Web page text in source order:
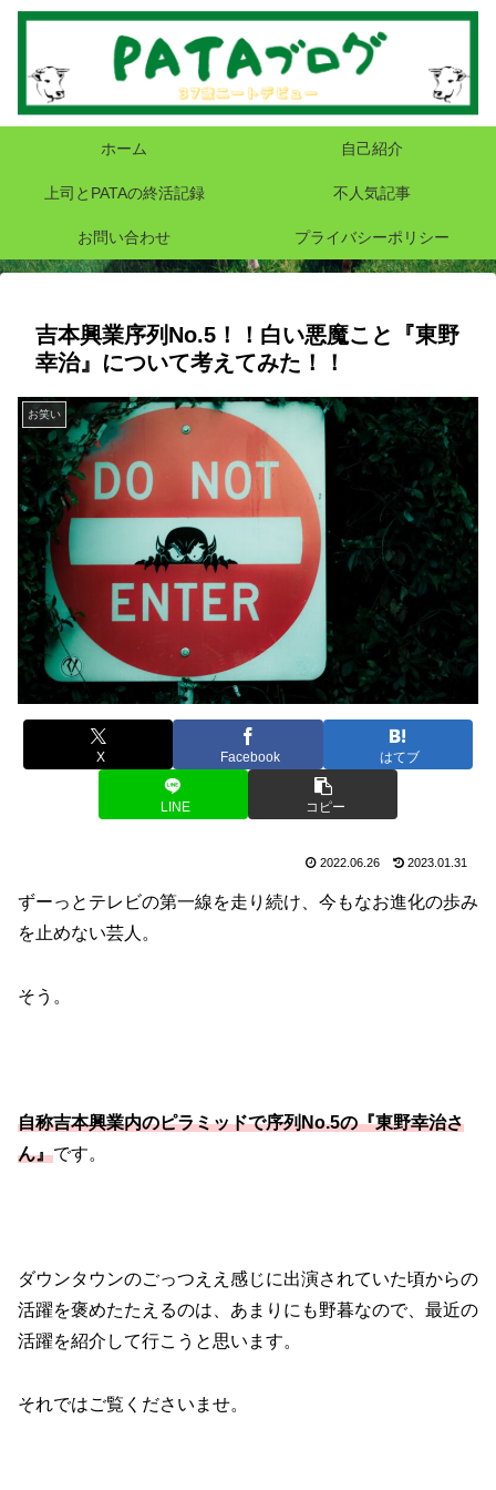
ホーム 自己紹介
上司とPATAの終活記録 不人気記事
お問い合わせ プライバシーポリシー
吉本興業序列No.5！！白い悪魔こと『東野
幸治』について考えてみた！！
お笑い
X Facebook はてブ
LINE コピー
2022.06.26 2023.01.31
ずーっとテレビの第一線を走り続け、今もなお進化の歩み
を止めない芸人。
そう。
自称吉本興業内のピラミッドで序列No.5の『東野幸治さ
ん』です。
ダウンタウンのごっつええ感じに出演されていた頃からの
活躍を褒めたたえるのは、あまりにも野暮なので、最近の
活躍を紹介して行こうと思います。
それではご覧くださいませ。